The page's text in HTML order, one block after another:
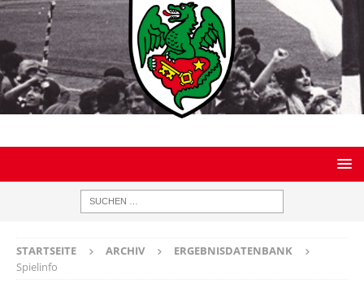
STARTSEITE ARCHIV
ERGEBNISDATENBANK
Spielinfo